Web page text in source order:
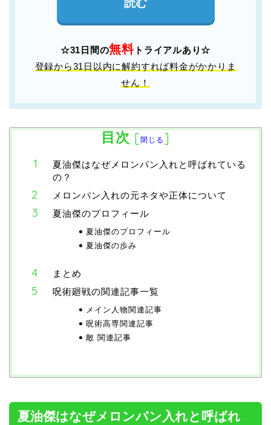
読む
☆31日間の無料 トライアルあり☆
登録から31日以内に解約すれば料金がかかりま
せん！
目次 [閉じる ]
夏油傑はなぜメロンパン入れと呼ばれている
の？
メロンパン入れの元ネタや正体について
夏油傑のプロフィール
夏油傑のプロフィール
夏油傑の歩み
まとめ
呪術廻戦の関連記事一覧
メイン人物関連記事
呪術高専関連記事
敵 関連記事
夏油傑はなぜメロンパン入れと呼ばれ